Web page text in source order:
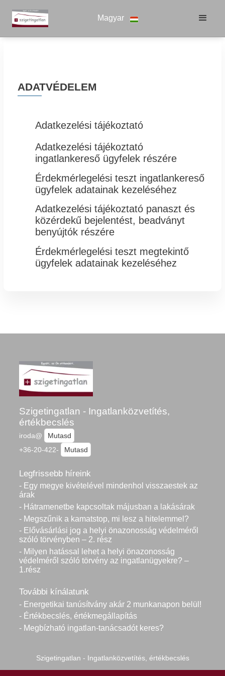
Magyar
ADATVÉDELEM
Adatkezelési tájékoztató
Adatkezelési tájékoztató
ingatlankereső ügyfelek részére
Érdekmérlegelési teszt ingatlankereső
ügyfelek adatainak kezeléséhez
Adatkezelési tájékoztató panaszt és
közérdekű bejelentést, beadványt
benyújtók részére
Érdekmérlegelési teszt megtekintő
ügyfelek adatainak kezeléséhez
Szigetingatlan - Ingatlanközvetítés,
értékbecslés
iroda@
Mutasd
+36-20-422-
Mutasd
Legfrissebb híreink
- Egy megye kivételével mindenhol visszaestek az
árak
- Hátramenetbe kapcsoltak májusban a lakásárak
- Megszűnik a kamatstop, mi lesz a hitelemmel?
- Elővásárlási jog a helyi önazonosság védelméről
szóló törvényben – 2. rész
- Milyen hatással lehet a helyi önazonosság
védelméről szóló törvény az ingatlanügyekre? –
1.rész
További kínálatunk
- Energetikai tanúsítvány akár 2 munkanapon belül!
- Értékbecslés, értékmegállapítás
- Megbízható ingatlan-tanácsadót keres?
Szigetingatlan - Ingatlanközvetítés, értékbecslés